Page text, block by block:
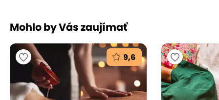
Mohlo by Vás zaujímať
9,6